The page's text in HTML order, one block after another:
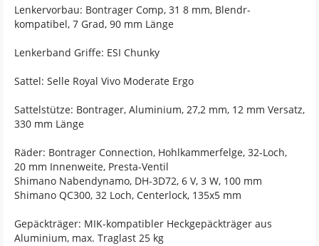
Lenkervorbau: Bontrager Comp, 31 8 mm, Blendr-
kompatibel, 7 Grad, 90 mm Länge
Lenkerband Griffe: ESI Chunky
Sattel: Selle Royal Vivo Moderate Ergo
Sattelstütze: Bontrager, Aluminium, 27,2 mm, 12 mm Versatz,
330 mm Länge
Räder: Bontrager Connection, Hohlkammerfelge, 32-Loch,
20 mm Innenweite, Presta-Ventil
Shimano Nabendynamo, DH-3D72, 6 V, 3 W, 100 mm
Shimano QC300, 32 Loch, Centerlock, 135x5 mm
Gepäckträger: MIK-kompatibler Heckgepäckträger aus
Aluminium, max. Traglast 25 kg